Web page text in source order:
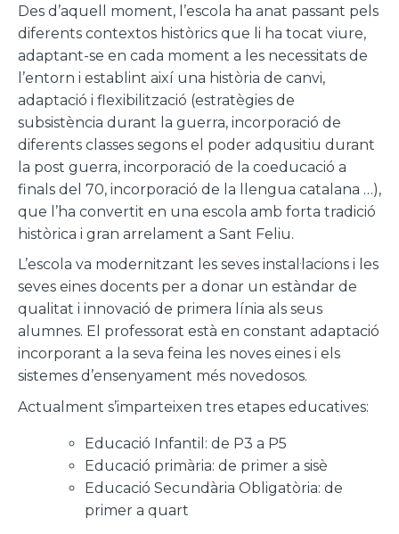
Des d’aquell moment, l’escola ha anat passant pels
diferents contextos històrics que li ha tocat viure,
adaptant-se en cada moment a les necessitats de
l’entorn i establint així una història de canvi,
adaptació i flexibilització (estratègies de
subsistència durant la guerra, incorporació de
diferents classes segons el poder adqusitiu durant
la post guerra, incorporació de la coeducació a
finals del 70, incorporació de la llengua catalana …),
que l’ha convertit en una escola amb forta tradició
històrica i gran arrelament a Sant Feliu.
L’escola va modernitzant les seves instal·lacions i les
seves eines docents per a donar un estàndar de
qualitat i innovació de primera línia als seus
alumnes. El professorat està en constant adaptació
incorporant a la seva feina les noves eines i els
sistemes d’ensenyament més novedosos.
Actualment s’imparteixen tres etapes educatives:
Educació Infantil: de P3 a P5
Educació primària: de primer a sisè
Educació Secundària Obligatòria: de
primer a quart